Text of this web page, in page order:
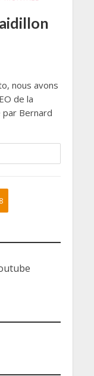
nous avons
de la
par Bernard